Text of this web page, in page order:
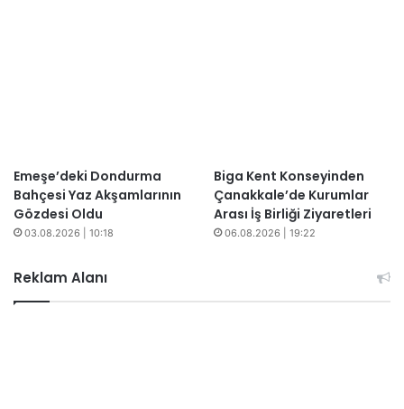
Emeşe’deki Dondurma
Bahçesi Yaz Akşamlarının
Gözdesi Oldu
03.08.2026 | 10:18
Biga Kent Konseyinden
Çanakkale’de Kurumlar
Arası İş Birliği Ziyaretleri
06.08.2026 | 19:22
Reklam Alanı